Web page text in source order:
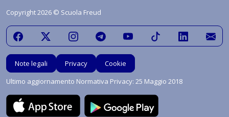
Copyright 2026 © Scuola Freud
Note legali Privacy
Cookie
Ultimo aggiornamento Normativa Privacy: 25 Maggio 2018